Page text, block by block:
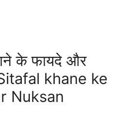
के फायदे और
khane ke
Nuksan